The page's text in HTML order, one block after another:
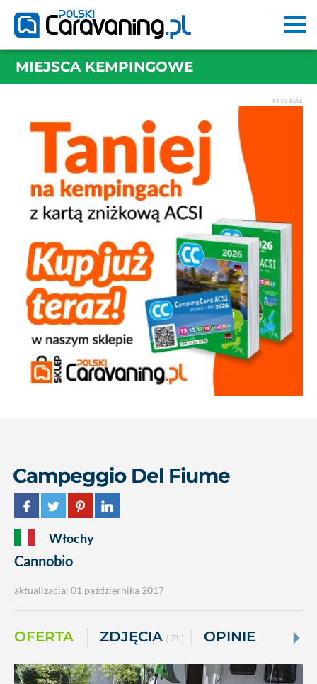
MIEJSCA KEMPINGOWE
REKLAMA
Campeggio Del Fiume
Włochy
Cannobio
aktualizacja: 01 października 2017
OFERTA ZDJĘCIA ( 21 ) OPINIE